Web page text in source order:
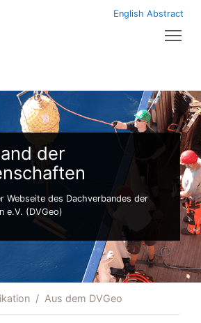
English Abstract
der
Webseite des Dachverbandes der
e.V. (DVGeo)
Aus dem DVGeo